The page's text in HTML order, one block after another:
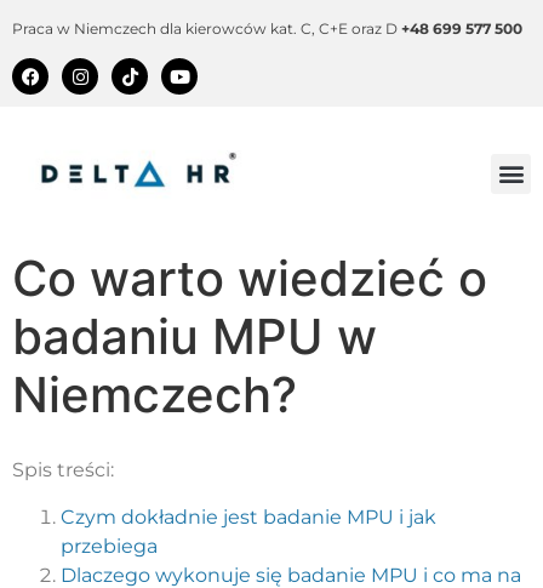
Praca w Niemczech dla kierowców kat. C, C+E oraz D +48 699 577 500
Co warto wiedzieć o
badaniu MPU w
Niemczech?
Spis treści:
Czym dokładnie jest badanie MPU i jak
przebiega
Dlaczego wykonuje się badanie MPU i co ma na